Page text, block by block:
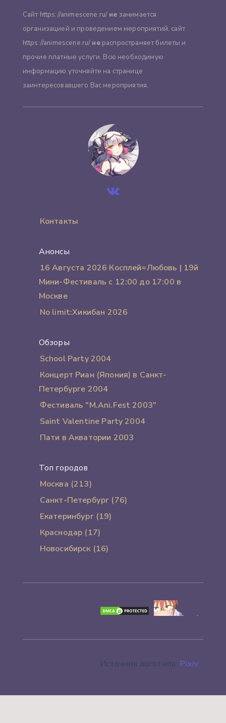
Сайт https://animescene.ru/ не занимается
организацией и проведением мероприятий, сайт
https://animescene.ru/ нераспространяет билеты и
прочие платные услуги. Всю необходимую
информацию уточняйте на странице
заинтересовавшего Вас мероприятия.
Контакты
Анонсы
16 Августа 2026 Косплей=Любовь | 19й
Мини-Фестиваль с 12:00 до 17:00 в
Москве
No limit:Хикибан 2026
Обзоры
School Party 2004
Концерт Риан (Япония) в Санкт-
Петербурге 2004
Фестиваль "M.Ani.Fest 2003"
Saint Valentine Party 2004
Пати в Акватории 2003
Топ городов
Москва (213)
Санкт-Петербург (76)
Екатеринбург (19)
Краснодар (17)
Новосибирск (16)
Источник логотипа: Pixiv